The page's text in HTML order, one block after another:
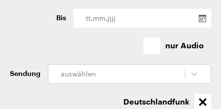
September 2026 einen neuen
Landtag. Seit 2021 wird das
Bundesland von einer Koalition aus
Aktuelle Beiträge,
gehören die Vereinigten
den mächtigsten Ländern
mit großem Einfluss auf
Bis . .
nur Audio
Sendung auswählen
Deutschlandfunk